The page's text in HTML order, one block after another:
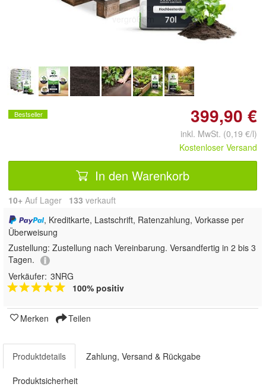
Doppelt antippen zum
vergrößern
Bestseller 399,90 €
inkl. MwSt. (0,19 €/l)
Kostenloser Versand
In den Warenkorb
10+ Auf Lager 133 verkauft
, Kreditkarte, Lastschrift, Ratenzahlung, Vorkasse per
Überweisung
Zustellung: Zustellung nach Vereinbarung. Versandfertig in 2 bis 3
Tagen.
Verkäufer: 3NRG
100% positiv
Merken Teilen
Produktdetails Zahlung, Versand & Rückgabe
Produktsicherheit